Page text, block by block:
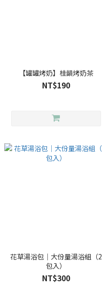
【罐罐烤奶】桂韻烤奶茶
NT$190
花草湯浴包｜大份量湯浴組（2
包入）
NT$300